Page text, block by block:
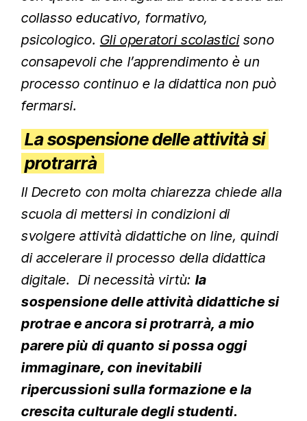
collasso educativo, formativo,
psicologico. Gli operatori scolasticisono
consapevoli che l’apprendimento è un
processo continuo e la didattica non può
fermarsi.
La sospensione delle attività si
protrarrà
Il Decreto con molta chiarezza chiede alla
scuola di mettersi in condizioni di
svolgere attività didattiche on line, quindi
di accelerare il processo della didattica
digitale. Di necessità virtù: la
sospensione delle attività didattiche si
protrae e ancora si protrarrà, a mio
parere più di quanto si possa oggi
immaginare, con inevitabili
ripercussioni sulla formazione e la
crescita culturale degli studenti.